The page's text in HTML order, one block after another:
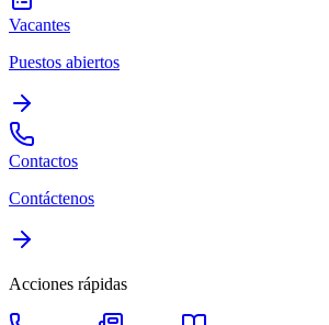
Vacantes
Puestos abiertos
Contactos
Contáctenos
Acciones rápidas